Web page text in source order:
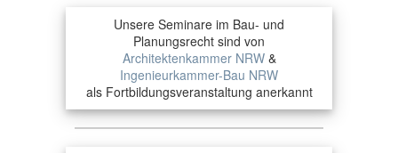
Unsere Seminare im Bau- und
Planungsrecht sind von
Architektenkammer NRW&
Ingenieurkammer-Bau NRW
als Fortbildungsveranstaltung anerkannt